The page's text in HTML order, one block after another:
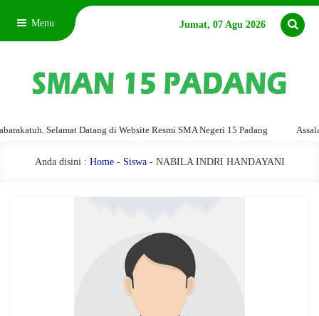
Menu Jumat, 07 Agu 2026
Selamat Datang di Website Resmi SMA Negeri 15 Padang
Anda disini : Home- Siswa- NABILA INDRI HANDAYANI